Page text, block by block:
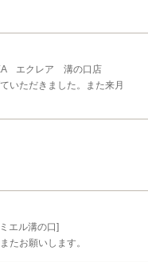
エクレア 溝の口店
いただきました。また来月
エル溝の口]
たお願いします。